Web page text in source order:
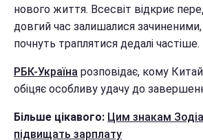
нового життя. Всесвіт відкриє
довгий час залишалися зачиненими,
почнуть траплятися дедалі частіше.
РБК-Україна розповідає, кому
обіцяє особливу удачу до
Більше цікавого: Цим знакам
підвищать зарплату